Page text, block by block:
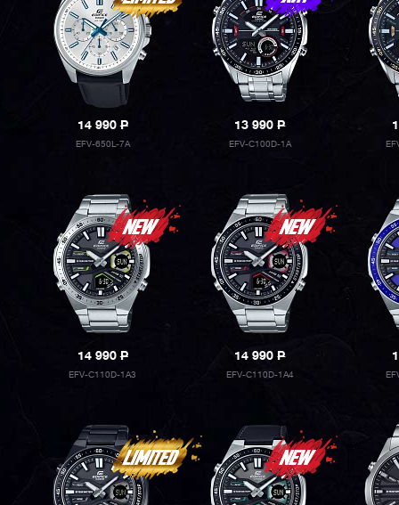
14 990P
EFV-650L-7A
13 990P
EFV-C100D-1A
14 990P
EFV-C110D-1A3
14 990P
EFV-C110D-1A4